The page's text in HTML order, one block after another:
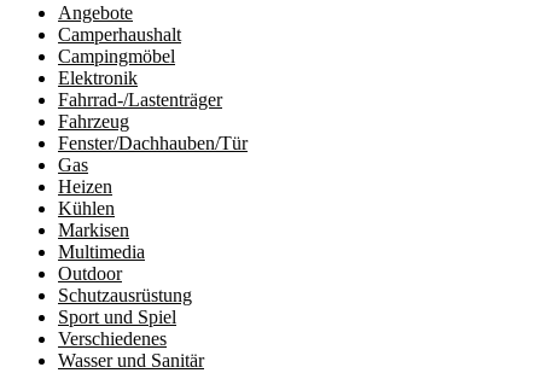
Angebote
Camperhaushalt
Campingmöbel
Elektronik
Fahrrad-/Lastenträger
Fahrzeug
Fenster/Dachhauben/Tür
Gas
Heizen
Kühlen
Markisen
Multimedia
Outdoor
Schutzausrüstung
Sport und Spiel
Verschiedenes
Wasser und Sanitär